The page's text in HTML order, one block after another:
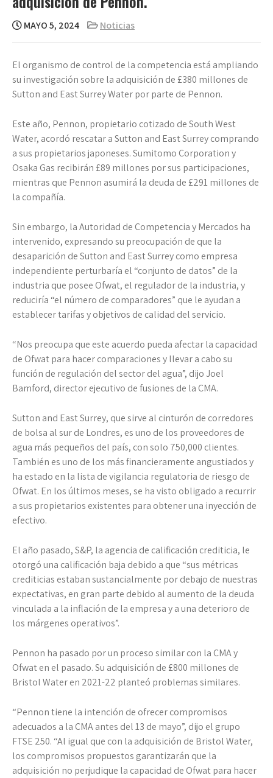
MAYO 5, 2024 Noticias
El organismo de control de la competencia está ampliando
su investigación sobre la adquisición de £380 millones de
Sutton and East Surrey Water por parte de Pennon.
Este año, Pennon, propietario cotizado de South West
Water, acordó rescatar a Sutton and East Surrey comprando
a sus propietarios japoneses. Sumitomo Corporation y
Osaka Gas recibirán £89 millones por sus participaciones,
mientras que Pennon asumirá la deuda de £291 millones de
la compañía.
Sin embargo, la Autoridad de Competencia y Mercados ha
intervenido, expresando su preocupación de que la
desaparición de Sutton and East Surrey como empresa
independiente perturbaría el “conjunto de datos” de la
industria que posee Ofwat, el regulador de la industria, y
reduciría “el número de comparadores” que le ayudan a
establecer tarifas y objetivos de calidad del servicio.
“Nos preocupa que este acuerdo pueda afectar la capacidad
de Ofwat para hacer comparaciones y llevar a cabo su
función de regulación del sector del agua”, dijo Joel
Bamford, director ejecutivo de fusiones de la CMA.
Sutton and East Surrey, que sirve al cinturón de corredores
de bolsa al sur de Londres, es uno de los proveedores de
agua más pequeños del país, con solo 750,000 clientes.
También es uno de los más financieramente angustiados y
ha estado en la lista de vigilancia regulatoria de riesgo de
Ofwat. En los últimos meses, se ha visto obligado a recurrir
a sus propietarios existentes para obtener una inyección de
efectivo.
El año pasado, S&P, la agencia de calificación crediticia, le
otorgó una calificación baja debido a que “sus métricas
crediticias estaban sustancialmente por debajo de nuestras
expectativas, en gran parte debido al aumento de la deuda
vinculada a la inflación de la empresa y a una deterioro de
los márgenes operativos”.
Pennon ha pasado por un proceso similar con la CMA y
Ofwat en el pasado. Su adquisición de £800 millones de
Bristol Water en 2021-22 planteó problemas similares.
“Pennon tiene la intención de ofrecer compromisos
adecuados a la CMA antes del 13 de mayo”, dijo el grupo
FTSE 250. “Al igual que con la adquisición de Bristol Water,
los compromisos propuestos garantizarán que la
adquisición no perjudique la capacidad de Ofwat para hacer